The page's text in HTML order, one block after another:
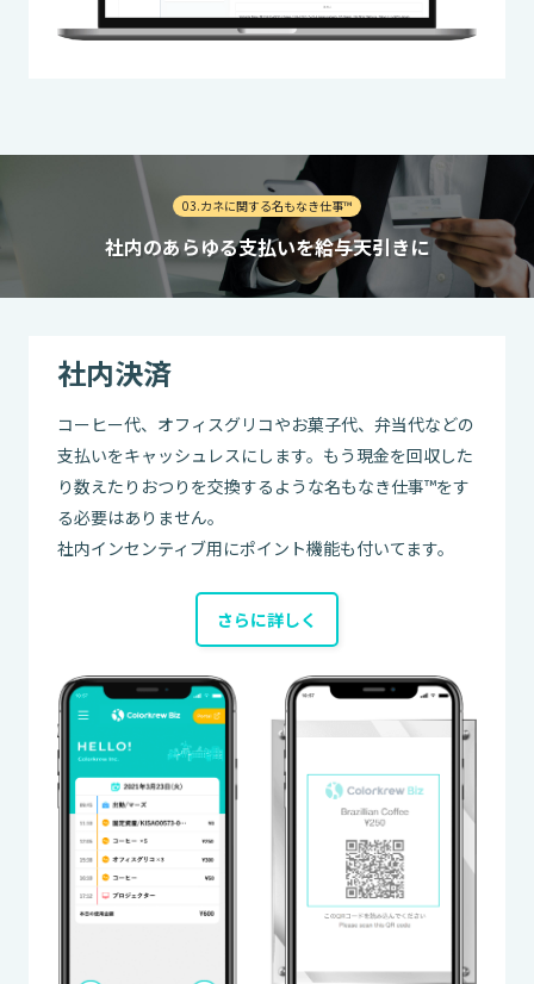
03.カネに関する名もなき仕事™
社内のあらゆる支払いを給与天引きに
社内決済
コーヒー代、オフィスグリコやお菓子代、弁当代などの
支払いをキャッシュレスにします。もう現金を回収した
り数えたりおつりを交換するような名もなき仕事™をす
る必要はありません。
社内インセンティブ用にポイント機能も付いてます。
さらに詳しく